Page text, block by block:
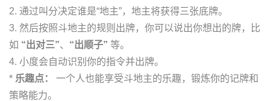
2. 通过叫分决定谁是“地主”，地主将获得三张底牌。
3. 然后按照斗地主的规则出牌，你可以说出你想出的牌，比
如 “出对三”、 “出顺子” 等。
4. 小度会自动识别你的指令并出牌。
* 乐趣点：
一个人也能享受斗地主的乐趣，锻炼你的记牌和
策略能力。